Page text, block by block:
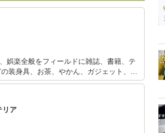
娯楽全般をフィールドに雑誌、書籍、テ
い世界」ではボールペンの人、「嵐にし
リア